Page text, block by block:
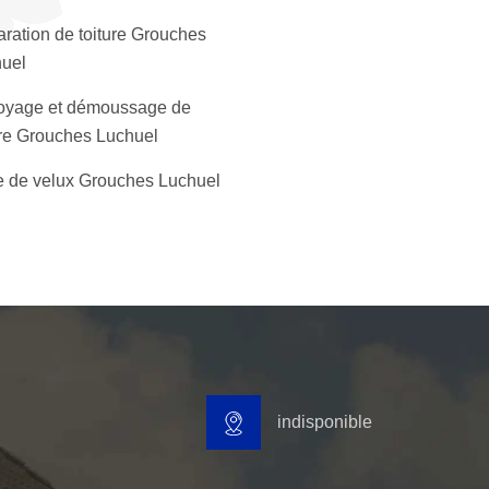
de toiture Grouches
et démoussage de
Grouches Luchuel
de velux Grouches Luchuel
indisponible